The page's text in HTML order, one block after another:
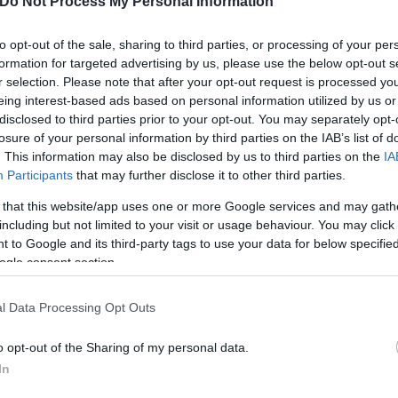
opt-out of the sale, sharing to third parties, or processing of your
for targeted advertising by us, please use the below opt-out
selection. Please note that after your opt-out request is processed
interest-based ads based on personal information utilized by us
to third parties prior to your opt-out. You may separately
of your personal information by third parties on the IAB’s list of
This information may also be disclosed by us to third parties on the
Participants that may further disclose it to other third parties.
that this website/app uses one or more Google services and may
but not limited to your visit or usage behaviour. You may
to Google and its third-party tags to use your data for below
consent section.
Data Processing Opt Outs
opt-out of the Sharing of my personal data.
είναι 25 χρόνια νεότερη από μένα. Είναι πολύ
της διατήρησης ενός καλού γάμου, είμαι
κάτι που έχει στο μυαλό του ξεκαθάρισε: «Έχω
ένα καλό σενάριο, αλλά αυτό είναι όλο».